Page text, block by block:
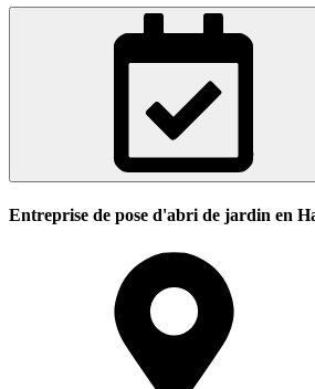
Entreprise de pose d'abri de jardin en